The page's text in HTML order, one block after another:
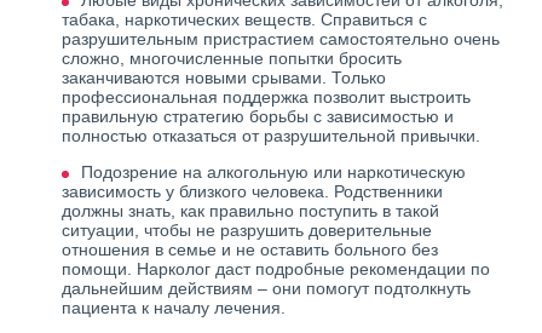
табака, наркотических веществ. Справиться с
разрушительным пристрастием самостоятельно очень
сложно, многочисленные попытки бросить
заканчиваются новыми срывами. Только
профессиональная поддержка позволит выстроить
правильную стратегию борьбы с зависимостью и
полностью отказаться от разрушительной привычки.
Подозрение на алкогольную или наркотическую
зависимость у близкого человека. Родственники
должны знать, как правильно поступить в такой
ситуации, чтобы не разрушить доверительные
отношения в семье и не оставить больного без
помощи. Нарколог даст подробные рекомендации по
дальнейшим действиям – они помогут подтолкнуть
пациента к началу лечения.